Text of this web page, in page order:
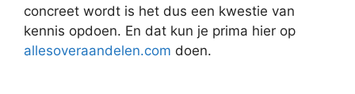
concreet wordt is het dus een kwestie van
kennis opdoen. En dat kun je prima hier op
allesoveraandelen.com doen.